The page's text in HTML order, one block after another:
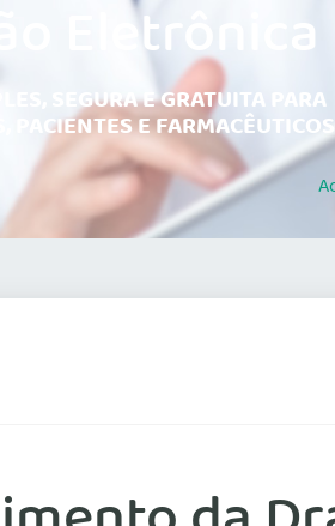
Eletrônica
SEGURA E GRATUITA PARA
PACIENTES E